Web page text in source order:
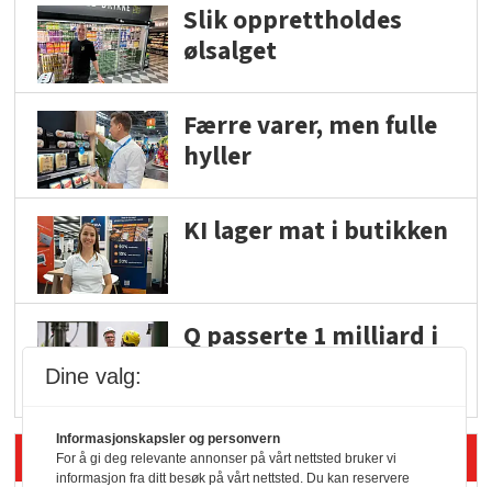
Slik opprettholdes
ølsalget
Færre varer, men fulle
hyller
KI lager mat i butikken
Q passerte 1 milliard i
Siste artikler - Økologisk
Dine valg:
Informasjonskapsler og personvern
For å gi deg relevante annonser på vårt nettsted bruker vi
informasjon fra ditt besøk på vårt nettsted. Du kan reservere